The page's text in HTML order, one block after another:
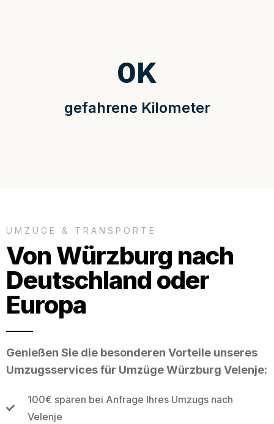
gefahrene Kilometer
0K
UMZÜGE & TRANSPORTE
Von Würzburg nach
Deutschland oder
Europa
Genießen Sie die besonderen Vorteile unseres
Umzugsservices für Umzüge Würzburg Velenje:
100€ sparen bei Anfrage Ihres Umzugs nach
Velenje